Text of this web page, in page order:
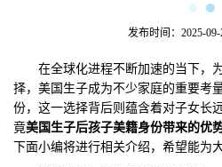
估
市
发布时间：2025-09-
在全球化进程不断加速的当下，
择，美国生子成为不少家庭的重要考
份，这一选择背后则蕴含着对子女长
竟美国生子后孩子美籍身份带来的优
下面小编将进行相关介绍，希望能为